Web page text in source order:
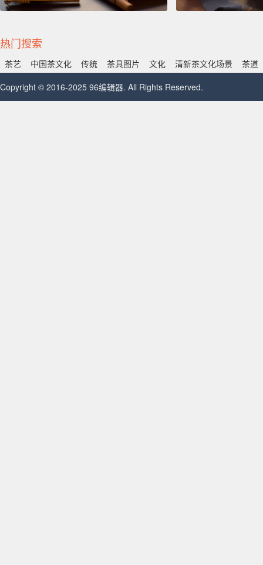
热门搜索
茶艺 中国茶文化 传统 茶具图片 文化 清新茶文化场景
茶道
Copyright © 2016-2025 96编辑器. All Rights Reserved.